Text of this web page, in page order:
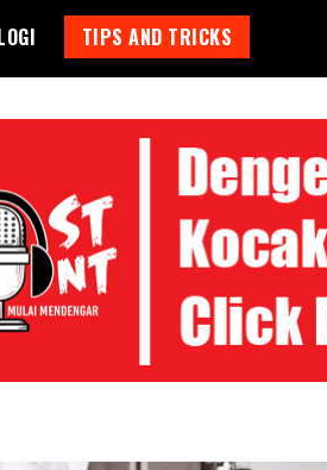
TIPS AND TRICKS